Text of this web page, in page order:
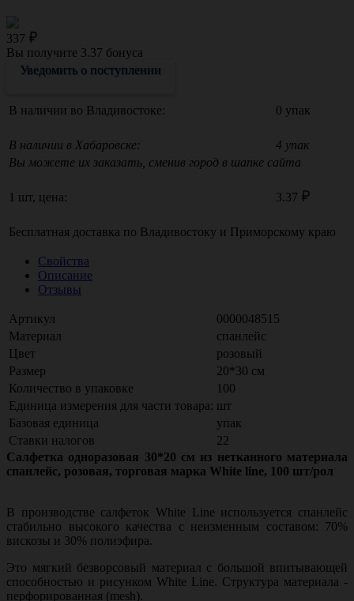
337
Вы получите 3.37 бонуса
Уведомить о поступлении
В наличии во Владивостоке: 0 упак
В наличии в Хабаровске:
4 упак
Вы можете их заказать, сменив город в шапке сайта
1 шт, цена: 3.37
Бесплатная доставка по Владивостоку и Приморскому краю
Свойства
Описание
Отзывы
Артикул
0000048515
Материал
спанлейс
Цвет
розовый
Размер
20*30 см
Количество в упаковке
100
Единица измерения для части товара: шт
Базовая единица
упак
Ставки налогов
22
Салфетка одноразовая 30*20 см из нетканного материала
спанлейс, розовая, торговая марка White line, 100 шт/рол
В производстве салфеток White Line используется спанлейс
стабильно высокого качества с неизменным составом: 70%
вискозы и 30% полиэфира.
Это мягкий безворсовый материал с большой впитывающей
способностью и рисунком White Line. Структура материала -
перфорированная (mesh).